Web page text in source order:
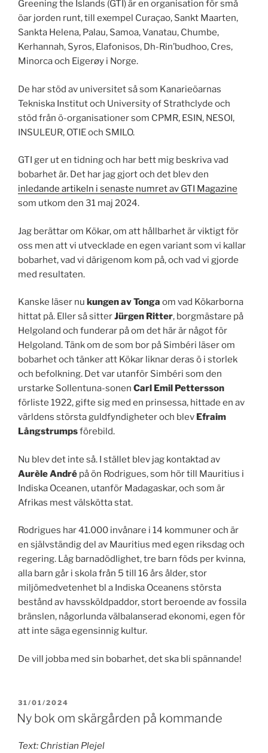
Greening the Islands (GTI) är en organisation för små
öar jorden runt, till exempel Curaçao, Sankt Maarten,
Sankta Helena, Palau, Samoa, Vanatau, Chumbe,
Kerhannah, Syros, Elafonisos, Dh-Rin’budhoo, Cres,
Minorca och Eigerøy i Norge.
De har stöd av universitet så som Kanarieöarnas
Tekniska Institut och University of Strathclyde och
stöd från ö-organisationer som CPMR, ESIN, NESOI,
INSULEUR, OTIE och SMILO.
GTI ger ut en tidning och har bett mig beskriva vad
bobarhet är. Det har jag gjort och det blev den
inledande artikeln i senaste numret av GTI Magazine
som utkom den 31 maj 2024.
Jag berättar om Kökar, om att hållbarhet är viktigt för
oss men att vi utvecklade en egen variant som vi kallar
bobarhet, vad vi därigenom kom på, och vad vi gjorde
med resultaten.
Kanske läser nu kungen av Tonga om vad Kökarborna
hittat på. Eller så sitterJürgen Ritter, borgmästare på
Helgoland och funderar på om det här är något för
Helgoland. Tänk om de som bor på Simbéri läser om
bobarhet och tänker att Kökar liknar deras ö i storlek
och befolkning. Det var utanför Simbéri som den
urstarke Sollentuna-sonen Carl Emil Pettersson
förliste 1922, gifte sig med en prinsessa, hittade en av
världens största guldfyndigheter och blev Efraim
Långstrumpsförebild.
Nu blev det inte så. I stället blev jag kontaktad av
Aurèle André på ön Rodrigues, som hör till Mauritius i
Indiska Oceanen, utanför Madagaskar, och som är
Afrikas mest välskötta stat.
Rodrigues har 41.000 invånare i 14 kommuner och är
en självständig del av Mauritius med egen riksdag och
regering. Låg barnadödlighet, tre barn föds per kvinna,
alla barn går i skola från 5 till 16 års ålder, stor
miljömedvetenhet bl a Indiska Oceanens största
bestånd av havssköldpaddor, stort beroende av fossila
bränslen, någorlunda välbalanserad ekonomi, egen för
att inte säga egensinnig kultur.
De vill jobba med sin bobarhet, det ska bli spännande!
PUBLICERAT
31/01/2024
Ny bok om skärgården på kommande
Text: Christian Plejel